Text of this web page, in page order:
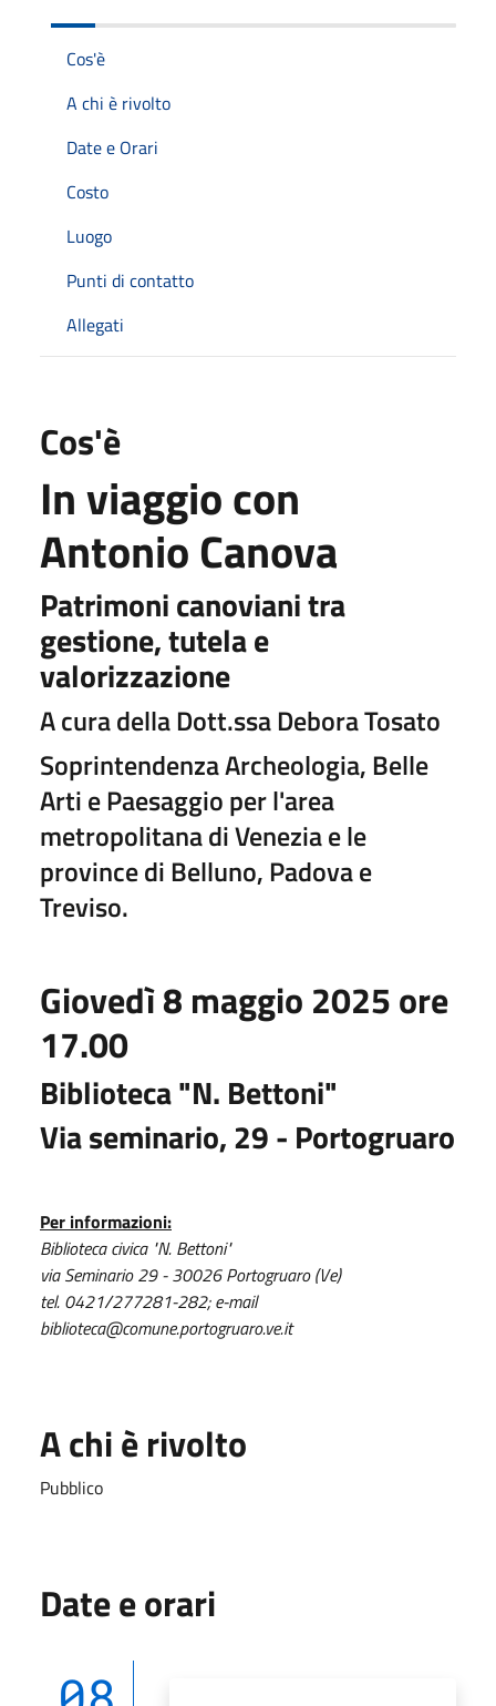
Cos'è
A chi è rivolto
Date e Orari
Costo
Luogo
Punti di contatto
Allegati
Cos'è
In viaggio con
Antonio Canova
Patrimoni canoviani tra
gestione, tutela e
valorizzazione
A cura della Dott.ssa Debora Tosato
Soprintendenza Archeologia, Belle
Arti e Paesaggio per l'area
metropolitana di Venezia e le
province di Belluno, Padova e
Treviso.
Giovedì 8 maggio 2025 ore
17.00
Biblioteca "N. Bettoni"
Via seminario, 29 - Portogruaro
Per informazioni:
Biblioteca civica "N. Bettoni"
via Seminario 29 - 30026 Portogruaro (Ve)
tel. 0421/277281-282; e-mail
biblioteca@comune.portogruaro.ve.it
A chi è rivolto
Pubblico
Date e orari